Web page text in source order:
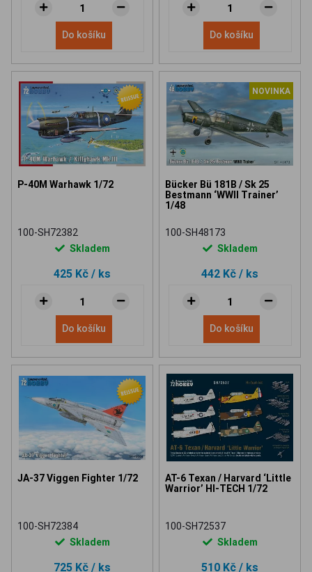
Do košíku Do košíku
P-40M Warhawk 1/72
100-SH72382
Skladem
425 Kč / ks
Do košíku
NOVINKA
Bücker Bü 181B / Sk 25
Bestmann ‘WWII Trainer’
1/48
100-SH48173
Skladem
442 Kč / ks
Do košíku
JA-37 Viggen Fighter 1/72
100-SH72384
Skladem
725 Kč / ks
AT-6 Texan / Harvard ‘Little
Warrior’ HI-TECH 1/72
100-SH72537
Skladem
510 Kč / ks